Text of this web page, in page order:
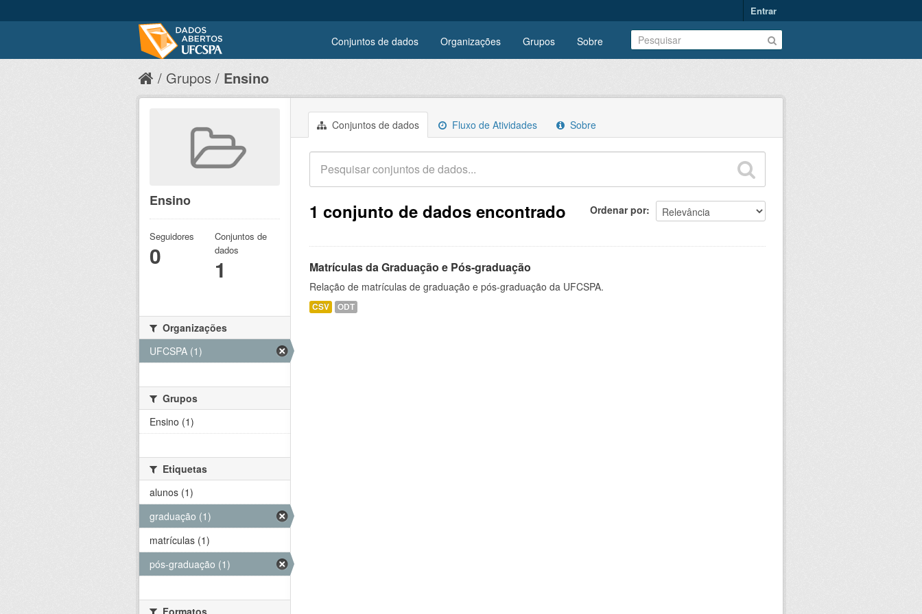
Entrar
Conjuntos de dados Organizações Grupos Sobre
Grupos Ensino
Conjuntos de dados Fluxo de Atividades Sobre
Ordenar por
1 conjunto de dados encontrado
Matrículas da Graduação e Pós-graduação
Relação de matrículas de graduação e pós-graduação da UFCSPA.
CSV ODT
Ensino
Seguidores
0
Conjuntos de
dados
1
Organizações
UFCSPA (1)
Grupos
Ensino (1)
Etiquetas
alunos (1)
graduação (1)
matrículas (1)
pós-graduação (1)